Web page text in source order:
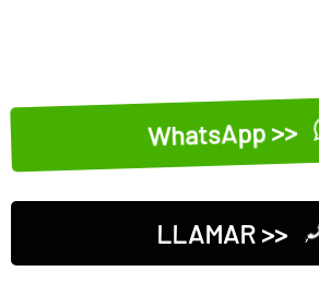
WhatsApp >>
LLAMAR >>